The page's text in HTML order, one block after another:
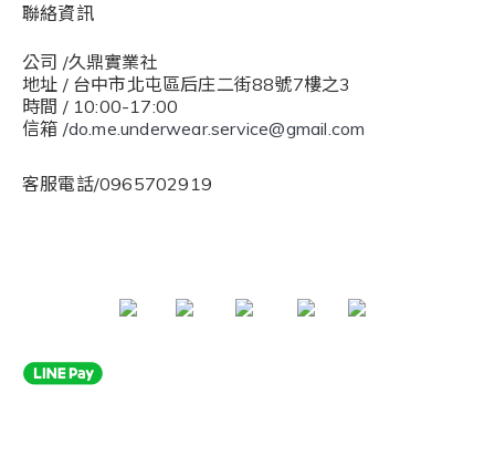
聯絡資訊
公司 /久鼎實業社
地址 / 台中市北屯區后庄二街88號7樓之3
時間 / 10:00-17:00
信箱 /do.me.underwear.service@gmail.com
客服電話/0965702919